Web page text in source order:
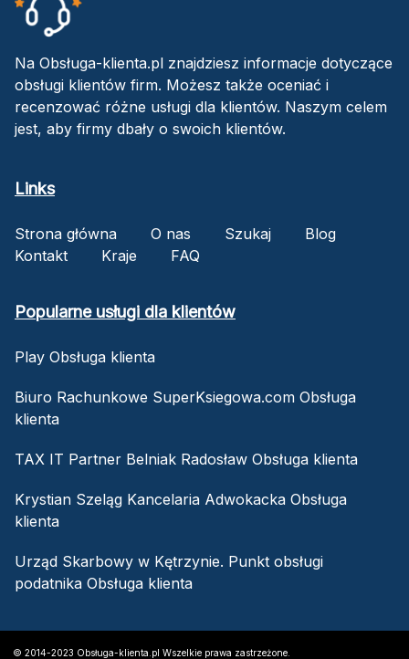
Na Obsługa-klienta.pl znajdziesz informacje dotyczące
obsługi klientów firm. Możesz także oceniać i
recenzować różne usługi dla klientów. Naszym celem
jest, aby firmy dbały o swoich klientów.
Links
Strona główna O nas Szukaj
Blog
Kontakt
Kraje FAQ
Popularne usługi dla klientów
Play Obsługa klienta
Biuro Rachunkowe SuperKsiegowa.com Obsługa
klienta
TAX IT Partner Belniak Radosław Obsługa klienta
Krystian Szeląg Kancelaria Adwokacka Obsługa
klienta
Urząd Skarbowy w Kętrzynie. Punkt obsługi
podatnika Obsługa klienta
© 2014-2023 Obsługa-klienta.pl Wszelkie prawa zastrzeżone.